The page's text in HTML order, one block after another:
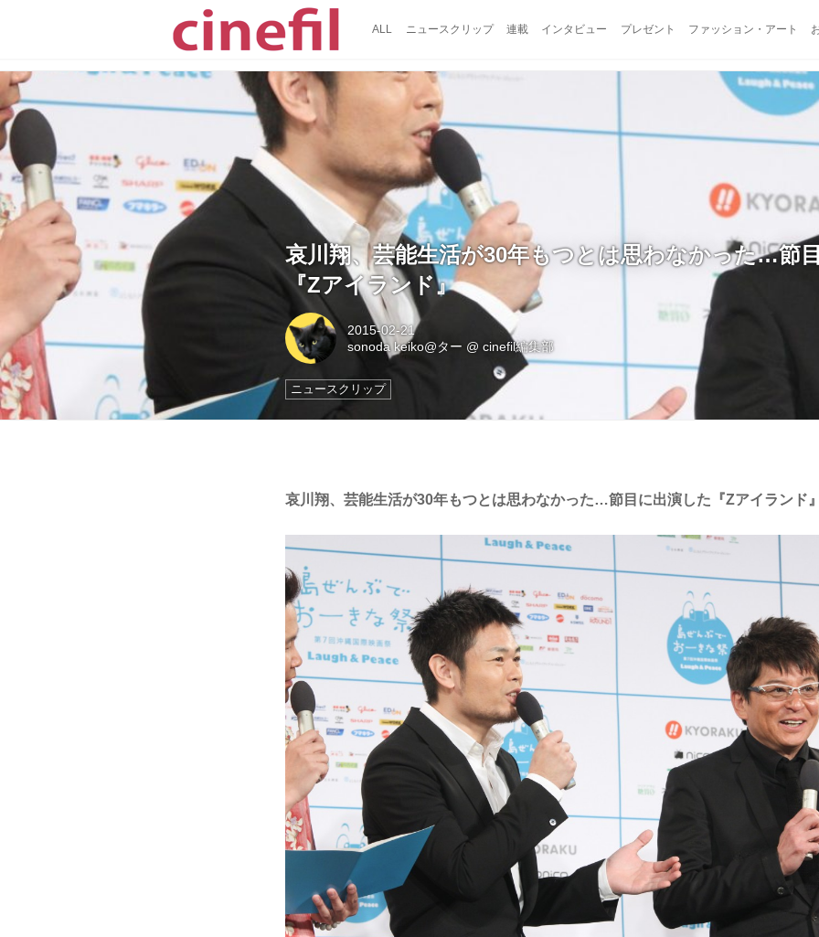
ALL ニュースクリップ 連載 インタビュー プレゼント ファッション・アート
哀川翔、芸能生活が30年もつとは思わなかった…節
『Zアイランド』
2015-02-21
sonoda keiko@ター @cinefil編集部
ニュースクリップ
哀川翔、芸能生活が30年もつとは思わなかった…節目に出演した『Zアイランド